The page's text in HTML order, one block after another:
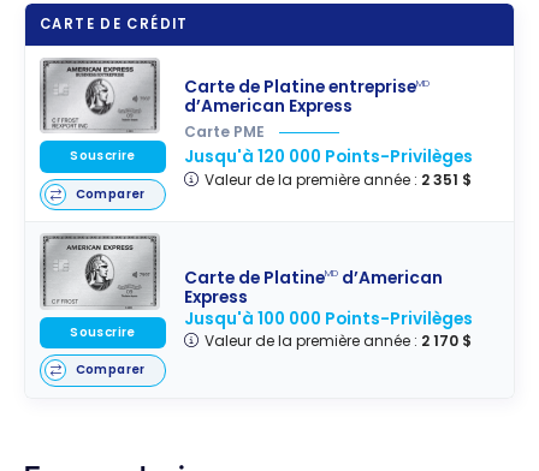
CARTE DE CRÉDIT
Carte de Platine entrepriseMD
d’American Express
Carte PME
Jusqu'à 120 000 Points-Privilèges
Valeur de la première année : 2 351 $
Souscrire
Comparer
Carte de PlatineMD d’American
Express
Jusqu'à 100 000 Points-Privilèges
Valeur de la première année : 2 170 $
Souscrire
Comparer